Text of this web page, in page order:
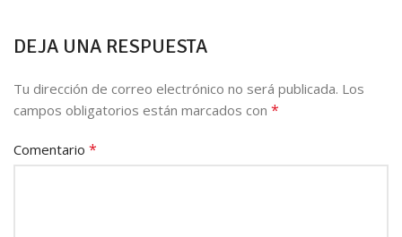
DEJA UNA RESPUESTA
Tu dirección de correo electrónico no será publicada. Los
campos obligatorios están marcados con *
Comentario *